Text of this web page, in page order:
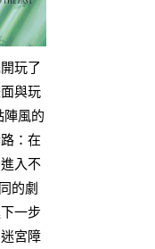
玩了
與玩
陣風的
：在
入不
的劇
一步
宮障